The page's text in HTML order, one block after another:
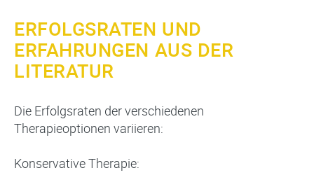
ERFOLGSRATEN UND
ERFAHRUNGEN AUS DER
LITERATUR
Die Erfolgsraten der verschiedenen
Therapieoptionen variieren:
Konservative Therapie: